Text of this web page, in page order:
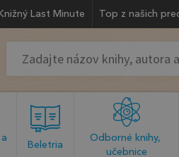
Knižný Last Minute Top z našich
Beletria
Odborné knihy,
učebnice